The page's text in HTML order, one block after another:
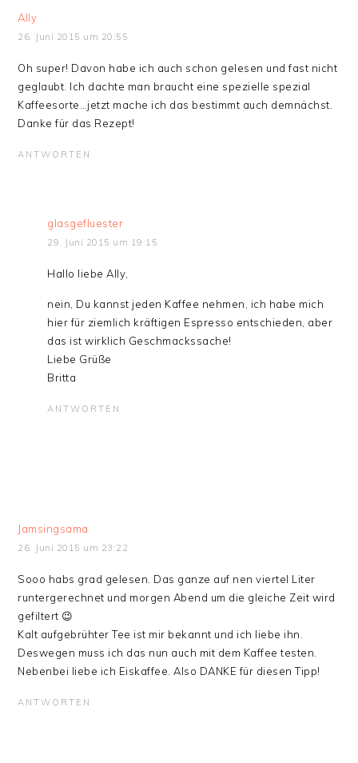
Ally
26. Juni 2015 um 20:55
Oh super! Davon habe ich auch schon gelesen und fast nicht
geglaubt. Ich dachte man braucht eine spezielle spezial
Kaffeesorte…jetzt mache ich das bestimmt auch demnächst.
Danke für das Rezept!
ANTWORTEN
glasgefluester
29. Juni 2015 um 19:15
Hallo liebe Ally,
nein, Du kannst jeden Kaffee nehmen, ich habe mich
hier für ziemlich kräftigen Espresso entschieden, aber
das ist wirklich Geschmackssache!
Liebe Grüße
Britta
ANTWORTEN
Jamsingsama
26. Juni 2015 um 23:22
Sooo habs grad gelesen. Das ganze auf nen viertel Liter
runtergerechnet und morgen Abend um die gleiche Zeit wird
gefiltert 😉
Kalt aufgebrühter Tee ist mir bekannt und ich liebe ihn.
Deswegen muss ich das nun auch mit dem Kaffee testen.
Nebenbei liebe ich Eiskaffee. Also DANKE für diesen Tipp!
ANTWORTEN